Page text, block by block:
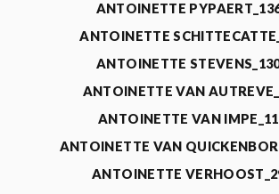
ANTOINETTE
ANTOINETTE
ANTOINETTE
ANTOINETTE VAN
ANTOINETTE VAN
ANTOINETTE VAN
ANTOINETTE